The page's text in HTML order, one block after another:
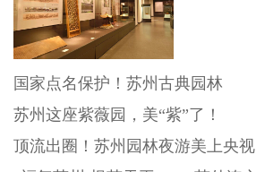
国家点名保护！苏州古典园林
苏州这座紫薇园，美“紫”了！
顶流出圈！苏州园林夜游美上央视